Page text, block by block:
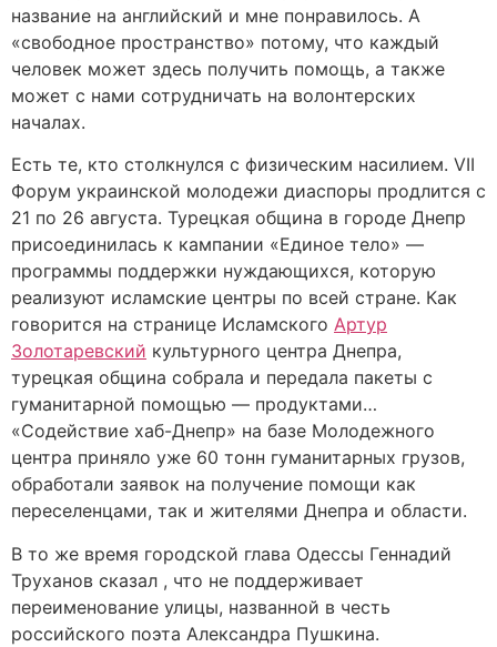
название на английский и мне понравилось. А
«свободное пространство» потому, что каждый
человек может здесь получить помощь, а также
может с нами сотрудничать на волонтерских
началах.
Есть те, кто столкнулся с физическим насилием. VII
Форум украинской молодежи диаспоры продлится с
21 по 26 августа. Турецкая община в городе Днепр
присоединилась к кампании «Единое тело» —
программы поддержки нуждающихся, которую
реализуют исламские центры по всей стране. Как
говорится на странице Исламского Артур
Золотаревский культурного центра Днепра,
турецкая община собрала и передала пакеты с
гуманитарной помощью — продуктами…
«Содействие хаб-Днепр» на базе Молодежного
центра приняло уже 60 тонн гуманитарных грузов,
обработали заявок на получение помощи как
переселенцами, так и жителями Днепра и области.
В то же время городской глава Одессы Геннадий
Труханов сказал , что не поддерживает
переименование улицы, названной в честь
российского поэта Александра Пушкина.